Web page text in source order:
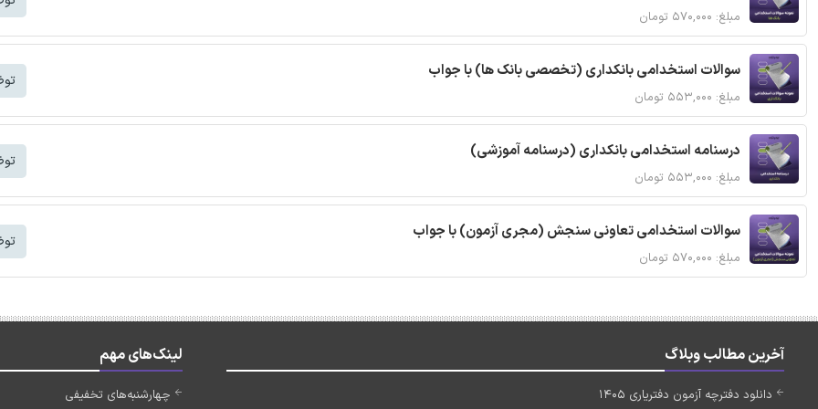
مبلغ: ۵۷۰,۰۰۰ تومان
سوالات استخدامی بانکداری (تخصصی بانک ها) با جواب
مبلغ: ۵۵۳,۰۰۰ تومان
درسنامه استخدامی بانکداری (درسنامه آموزشی)
مبلغ: ۵۵۳,۰۰۰ تومان
سوالات استخدامی تعاونی سنجش (مجری آزمون) با جواب
مبلغ: ۵۷۰,۰۰۰ تومان
آخرین مطالب وبلاگ
دانلود دفترچه آزمون دفتریاری 1405
لینک‌های مهم
چهارشنبه‌های تخفیفی